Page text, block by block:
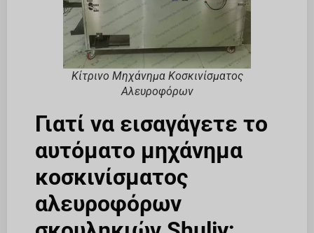
Κίτρινο Μηχάνημα Κοσκινίσματος
Αλευροφόρων
Γιατί να εισαγάγετε το
αυτόματο μηχάνημα
κοσκινίσματος
αλευροφόρων